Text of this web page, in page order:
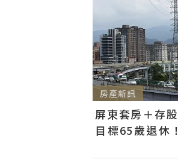
房產新訊
屏東套房＋存
目標65歲退休